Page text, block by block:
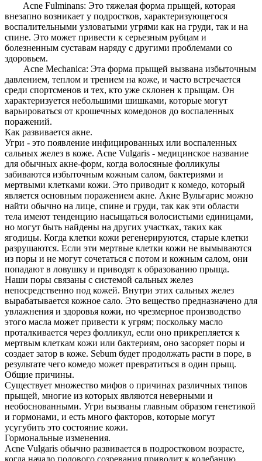
Acne Fulminans: Это тяжелая форма прыщей, которая
внезапно возникает у подростков, характеризующегося
воспалительными узловатыми угрями как на груди, так и на
спине. Это может привести к серьезным рубцам и
болезненным суставам наряду с другими проблемами со
здоровьем.
Acne Mechanica: Эта форма прыщей вызвана избыточным
давлением, теплом и трением на коже, и часто встречается
среди спортсменов и тех, кто уже склонен к прыщам. Он
характеризуется небольшими шишками, которые могут
варьироваться от крошечных комедонов до воспаленных
поражений.
Как развивается акне.
Угри - это появление инфицированных или воспаленных
сальных желез в коже. Acne Vulgaris - медицинское название
для обычных акне-форм, когда волосяные фолликулы
забиваются избыточным кожным салом, бактериями и
мертвыми клетками кожи. Это приводит к комедо, который
является основным поражением акне. Акне Вульгарис можно
найти обычно на лице, спине и груди, так как эти области
тела имеют тенденцию насыщаться волосистыми единицами,
но могут быть найдены на других участках, таких как
ягодицы. Когда клетки кожи регенерируются, старые клетки
разрушаются. Если эти мертвые клетки кожи не вымываются
из поры и не могут сочетаться с потом и кожным салом, они
попадают в ловушку и приводят к образованию прыща.
Наши поры связаны с системой сальных желез
непосредственно под кожей. Внутри этих сальных желез
вырабатывается кожное сало. Это вещество предназначено для
увлажнения и здоровья кожи, но чрезмерное производство
этого масла может привести к угрям; поскольку масло
проталкивается через фолликул, если оно прикрепляется к
мертвым клеткам кожи или бактериям, оно засоряет поры и
создает затор в коже. Sebum будет продолжать расти в поре, в
результате чего комедо может превратиться в один прыщ.
Общие причины.
Существует множество мифов о причинах различных типов
прыщей, многие из которых являются неверными и
необоснованными. Угри вызваны главным образом генетикой
и гормонами, и есть много факторов, которые могут
усугубить это состояние кожи.
Гормональные изменения.
Acne Vulgaris обычно развивается в подростковом возрасте,